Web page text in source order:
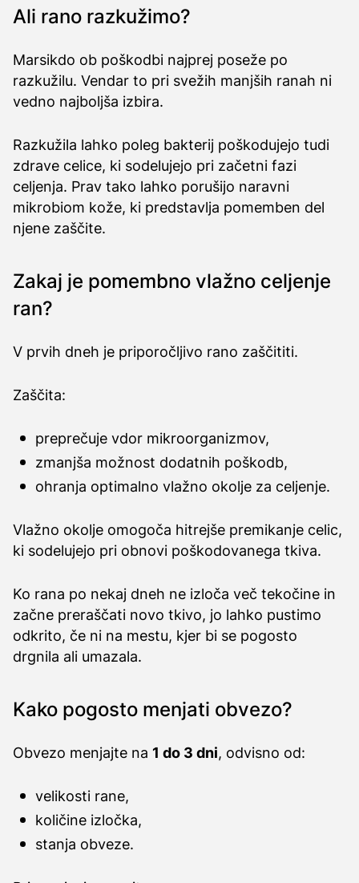
Ali rano razkužimo?
Marsikdo ob poškodbi najprej poseže po
razkužilu. Vendar to pri svežih manjših ranah ni
vedno najboljša izbira.
Razkužila lahko poleg bakterij poškodujejo tudi
zdrave celice, ki sodelujejo pri začetni fazi
celjenja. Prav tako lahko porušijo naravni
mikrobiom kože, ki predstavlja pomemben del
njene zaščite.
Zakaj je pomembno vlažno celjenje
ran?
V prvih dneh je priporočljivo rano zaščititi.
Zaščita:
preprečuje vdor mikroorganizmov,
zmanjša možnost dodatnih poškodb,
ohranja optimalno vlažno okolje za celjenje.
Vlažno okolje omogoča hitrejše premikanje celic,
ki sodelujejo pri obnovi poškodovanega tkiva.
Ko rana po nekaj dneh ne izloča več tekočine in
začne preraščati novo tkivo, jo lahko pustimo
odkrito, če ni na mestu, kjer bi se pogosto
drgnila ali umazala.
Kako pogosto menjati obvezo?
Obvezo menjajte na 1 do 3 dni, odvisno od:
velikosti rane,
količine izločka,
stanja obveze.